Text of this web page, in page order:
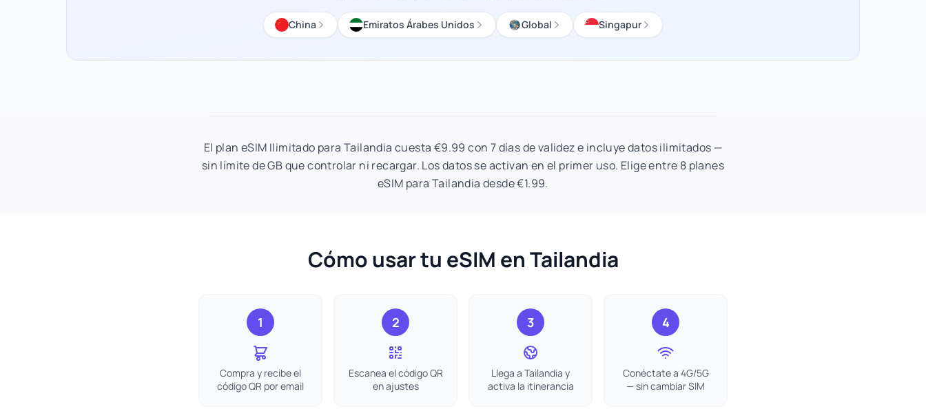
China Emiratos Árabes Unidos Global Singapur
El plan eSIM Ilimitado para Tailandia cuesta €9.99 con 7 días de validez e incluye datos ilimitados —
sin límite de GB que controlar ni recargar. Los datos se activan en el primer uso. Elige entre 8 planes
eSIM para Tailandia desde €1.99.
Cómo usar tu eSIM en Tailandia
1
Compra y recibe el
código QR por email
2
Escanea el código QR
en ajustes
3
Llega a Tailandia y
activa la itinerancia
4
Conéctate a 4G/5G
— sin cambiar SIM